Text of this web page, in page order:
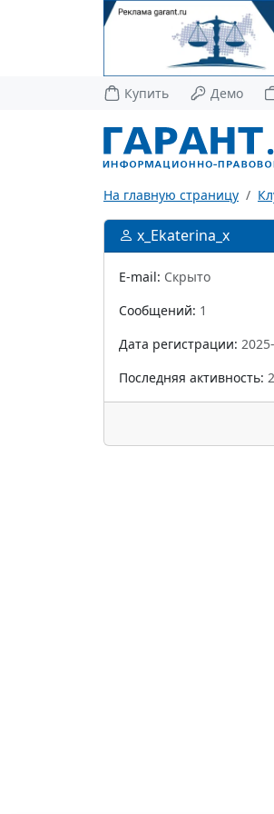
Купить Демо
На главную страницу
x_Ekaterina_x
E-mail: Скрыто
Сообщений: 1
Дата регистрации:
Последняя активность: